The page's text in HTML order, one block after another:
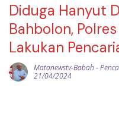
Diduga Hanyut
Bahbolon,
Lakukan
Matanewstv-Babah -
21/04/2024